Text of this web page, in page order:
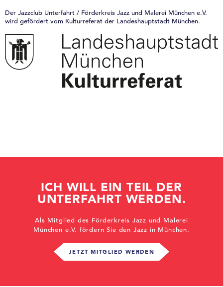
Der Jazzclub Unterfahrt / Förderkreis Jazz und Malerei München e.V.
wird gefördert vom Kulturreferat der Landeshauptstadt München.
ICH WILL EIN TEIL DER
UNTERFAHRT WERDEN.
Als Mitglied des Förderkreis Jazz und Malerei
München e.V. fördern Sie den Jazz in München.
JETZT MITGLIED WERDEN